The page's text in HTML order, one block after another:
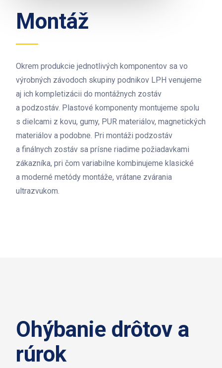
Montáž
Okrem produkcie jednotlivých komponentov sa vo
výrobných závodoch skupiny podnikov LPH venujeme
aj ich kompletizácii do montážnych zostáv
a podzostáv. Plastové komponenty montujeme spolu
s dielcami z kovu, gumy, PUR materiálov, magnetických
materiálov a podobne. Pri montáži podzostáv
a finálnych zostáv sa prísne riadime požiadavkami
zákazníka, pri čom variabilne kombinujeme klasické
a moderné metódy montáže, vrátane zvárania
ultrazvukom.
Ohýbanie drôtov a
rúrok